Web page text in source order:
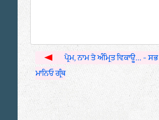
ਪ੍ਰੇਮ, ਨਾਮ ਤੇ ਅੰਮ੍ਰਿਤ ਵਿਕਾਊ... -
ਮਾਨਿਓ ਗ੍ਰੰਥ